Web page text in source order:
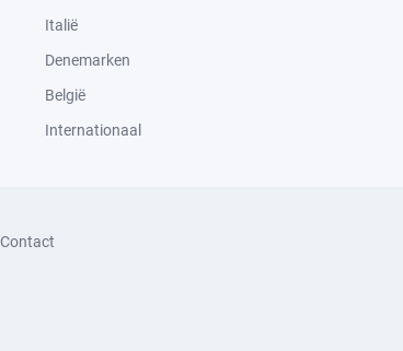
Italië
Denemarken
België
Internationaal
Contact